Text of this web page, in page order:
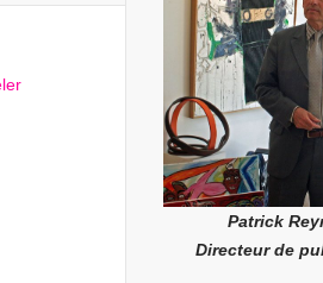
Patrick
Directeur de